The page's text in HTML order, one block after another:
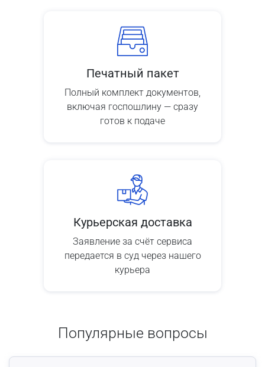
Печатный пакет
Полный комплект документов,
включая госпошлину — сразу
готов к подаче
Курьерская доставка
Заявление за счёт сервиса
передается в суд через нашего
курьера
Популярные вопросы